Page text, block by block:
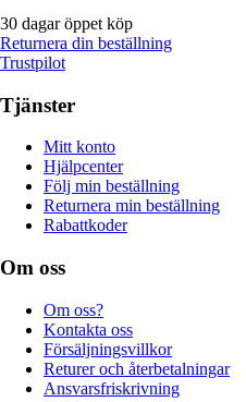
30 dagar öppet köp
Returnera din beställning
Trustpilot
Tjänster
Mitt konto
Hjälpcenter
Följ min beställning
Returnera min beställning
Rabattkoder
Om oss
Om oss?
Kontakta oss
Försäljningsvillkor
Returer och återbetalningar
Ansvarsfriskrivning